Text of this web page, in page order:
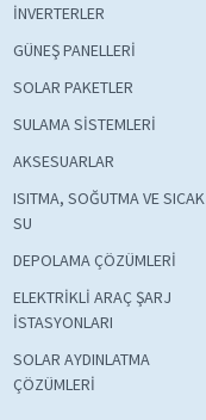
İNVERTERLER
GÜNEŞ PANELLERİ
SOLAR PAKETLER
SULAMA SİSTEMLERİ
AKSESUARLAR
ISITMA, SOĞUTMA VE SICAK
SU
DEPOLAMA ÇÖZÜMLERİ
ELEKTRİKLİ ARAÇ ŞARJ
İSTASYONLARI
SOLAR AYDINLATMA
ÇÖZÜMLERİ